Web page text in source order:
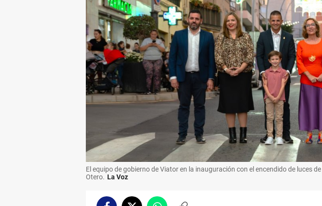
El equipo de gobierno de Viator en la inauguración con el encendido de luces
Otero. La Voz